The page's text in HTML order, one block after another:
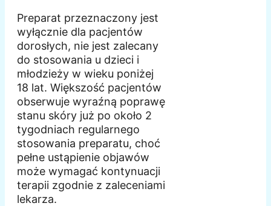
Preparat przeznaczony jest
wyłącznie dla pacjentów
dorosłych, nie jest zalecany
do stosowania u dzieci i
młodzieży w wieku poniżej
18 lat. Większość pacjentów
obserwuje wyraźną poprawę
stanu skóry już po około 2
tygodniach regularnego
stosowania preparatu, choć
pełne ustąpienie objawów
może wymagać kontynuacji
terapii zgodnie z zaleceniami
lekarza.